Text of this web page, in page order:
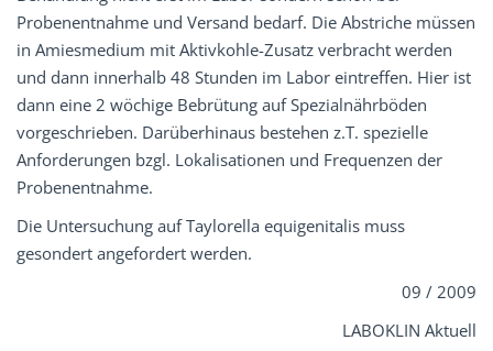
Probenentnahme und Versand bedarf. Die Abstriche müssen
in Amiesmedium mit Aktivkohle-Zusatz verbracht werden
und dann innerhalb 48 Stunden im Labor eintreffen. Hier ist
dann eine 2 wöchige Bebrütung auf Spezialnährböden
vorgeschrieben. Darüberhinaus bestehen z.T. spezielle
Anforderungen bzgl. Lokalisationen und Frequenzen der
Probenentnahme.
Die Untersuchung auf Taylorella equigenitalis muss
gesondert angefordert werden.
09 / 2009
LABOKLIN Aktuell